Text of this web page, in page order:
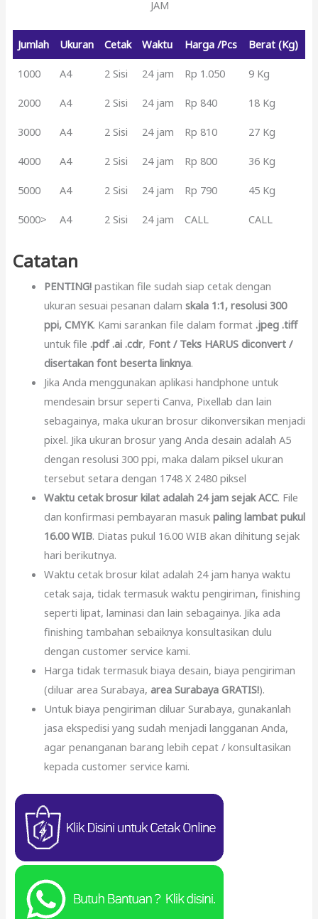
JAM
Jumlah Ukuran Cetak Waktu Harga /Pcs Berat (Kg)
1000 A4 2 Sisi 24 jam Rp 1.050 9 Kg
2000 A4 2 Sisi 24 jam Rp 840 18 Kg
3000 A4 2 Sisi 24 jam Rp 810 27 Kg
4000 A4 2 Sisi 24 jam Rp 800 36 Kg
5000 A4 2 Sisi 24 jam Rp 790 45 Kg
5000> A4 2 Sisi 24 jam CALL CALL
Catatan
PENTING!pastikan file sudah siap cetak dengan
ukuran sesuai pesanan dalam skala 1:1, resolusi 300
ppi, CMYK. Kami sarankan file dalam format .jpeg .tiff
untuk file .pdf .ai .cdr, Font / Teks HARUS diconvert /
disertakan font beserta linknya.
Jika Anda menggunakan aplikasi handphone untuk
mendesain brsur seperti Canva, Pixellab dan lain
sebagainya, maka ukuran brosur dikonversikan menjadi
pixel. Jika ukuran brosur yang Anda desain adalah A5
dengan resolusi 300 ppi, maka dalam piksel ukuran
tersebut setara dengan 1748 X 2480 piksel
Waktu cetak brosur kilat adalah 24 jam sejak ACC. File
dan konfirmasi pembayaran masukpaling lambat pukul
16.00 WIB. Diatas pukul 16.00 WIB akan dihitung sejak
hari berikutnya.
Waktu cetak brosur kilat adalah 24 jam hanya waktu
cetak saja, tidak termasuk waktu pengiriman, finishing
seperti lipat, laminasi dan lain sebagainya. Jika ada
finishing tambahan sebaiknya konsultasikan dulu
dengan customer service kami.
Harga tidak termasuk biaya desain, biaya pengiriman
(diluar area Surabaya, area Surabaya GRATIS!).
Untuk biaya pengiriman diluar Surabaya, gunakanlah
jasa ekspedisi yang sudah menjadi langganan Anda,
agar penanganan barang lebih cepat / konsultasikan
kepada customer service kami.